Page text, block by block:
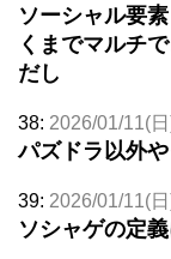
ソーシャル要
くまでマルチ
だし
38: 2026/01/11(
パズドラ以外
39: 2026/01/11(
ソシャゲの定